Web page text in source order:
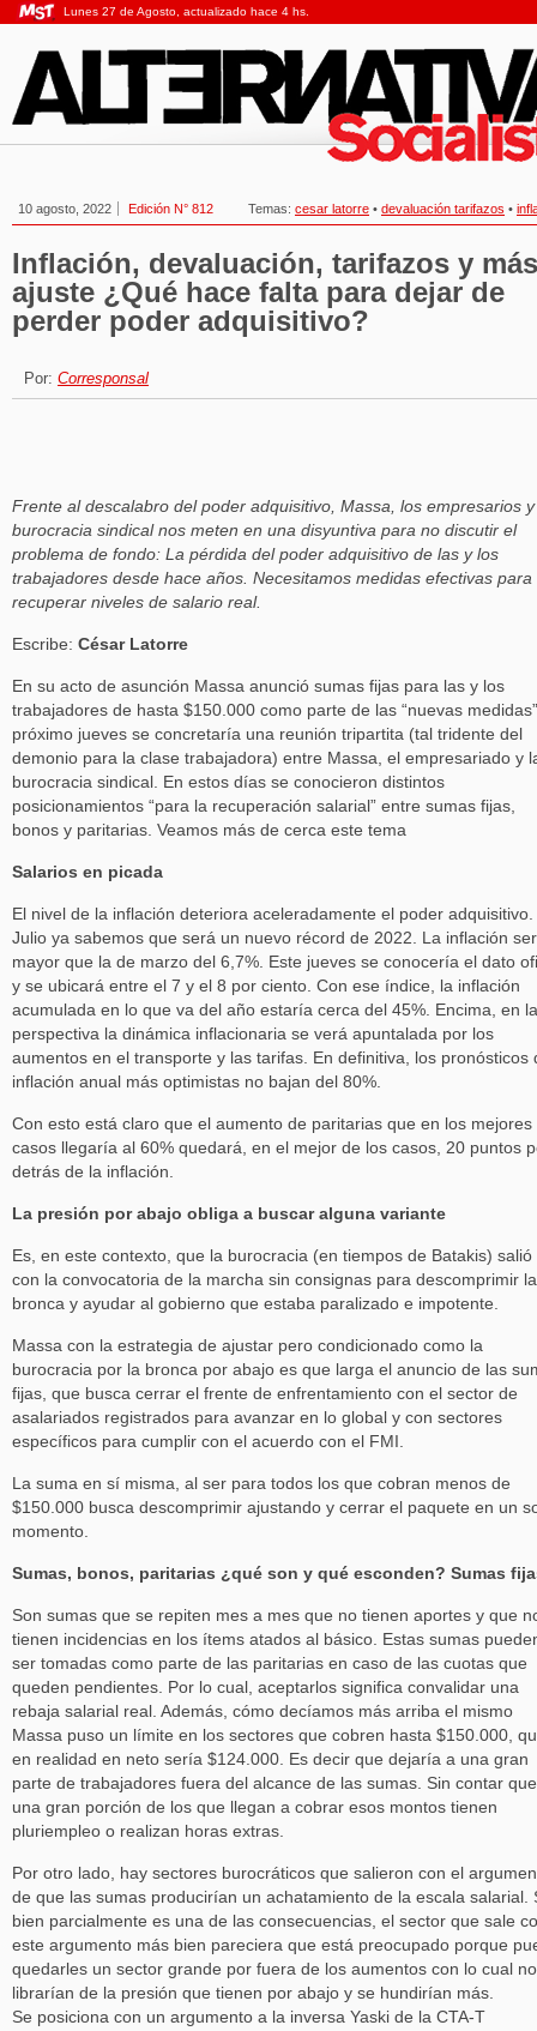
Lunes 27 de Agosto, actualizado hace 4 hs.
10 agosto, 2022 Edición N° 812 Temas: cesar latorre • devaluación tarifazos •
Inflación, devaluación, tarifazos y más
ajuste ¿Qué hace falta para dejar de
perder poder adquisitivo?
Por: Corresponsal
Frente al descalabro del poder adquisitivo, Massa, los empresarios
burocracia sindical nos meten en una disyuntiva para no discutir el
problema de fondo: La pérdida del poder adquisitivo de las y los
trabajadores desde hace años. Necesitamos medidas efectivas para
recuperar niveles de salario real.
Escribe: César Latorre
En su acto de asunción Massa anunció sumas fijas para las y los
trabajadores de hasta $150.000 como parte de las “nuevas
próximo jueves se concretaría una reunión tripartita (tal tridente del
demonio para la clase trabajadora) entre Massa, el empresariado y
burocracia sindical. En estos días se conocieron distintos
posicionamientos “para la recuperación salarial” entre sumas fijas,
bonos y paritarias. Veamos más de cerca este tema
Salarios en picada
El nivel de la inflación deteriora aceleradamente el poder adquisitivo.
Julio ya sabemos que será un nuevo récord de 2022. La inflación
mayor que la de marzo del 6,7%. Este jueves se conocería el dato
y se ubicará entre el 7 y el 8 por ciento. Con ese índice, la inflación
acumulada en lo que va del año estaría cerca del 45%. Encima, en la
perspectiva la dinámica inflacionaria se verá apuntalada por los
aumentos en el transporte y las tarifas. En definitiva, los pronósticos
inflación anual más optimistas no bajan del 80%.
Con esto está claro que el aumento de paritarias que en los mejores
casos llegaría al 60% quedará, en el mejor de los casos, 20 puntos
detrás de la inflación.
La presión por abajo obliga a buscar alguna variante
Es, en este contexto, que la burocracia (en tiempos de Batakis) salió
con la convocatoria de la marcha sin consignas para descomprimir la
bronca y ayudar al gobierno que estaba paralizado e impotente.
Massa con la estrategia de ajustar pero condicionado como la
burocracia por la bronca por abajo es que larga el anuncio de las
fijas, que busca cerrar el frente de enfrentamiento con el sector de
asalariados registrados para avanzar en lo global y con sectores
específicos para cumplir con el acuerdo con el FMI.
La suma en sí misma, al ser para todos los que cobran menos de
$150.000 busca descomprimir ajustando y cerrar el paquete en un
momento.
Sumas, bonos, paritarias ¿qué son y qué esconden? Sumas
Son sumas que se repiten mes a mes que no tienen aportes y que
tienen incidencias en los ítems atados al básico. Estas sumas
ser tomadas como parte de las paritarias en caso de las cuotas que
queden pendientes. Por lo cual, aceptarlos significa convalidar una
rebaja salarial real. Además, cómo decíamos más arriba el mismo
Massa puso un límite en los sectores que cobren hasta $150.000,
en realidad en neto sería $124.000. Es decir que dejaría a una gran
parte de trabajadores fuera del alcance de las sumas. Sin contar que
una gran porción de los que llegan a cobrar esos montos tienen
pluriempleo o realizan horas extras.
Por otro lado, hay sectores burocráticos que salieron con el
de que las sumas producirían un achatamiento de la escala salarial.
bien parcialmente es una de las consecuencias, el sector que sale
este argumento más bien pareciera que está preocupado porque
quedarles un sector grande por fuera de los aumentos con lo cual
librarían de la presión que tienen por abajo y se hundirían más.
Se posiciona con un argumento a la inversa Yaski de la CTA-T